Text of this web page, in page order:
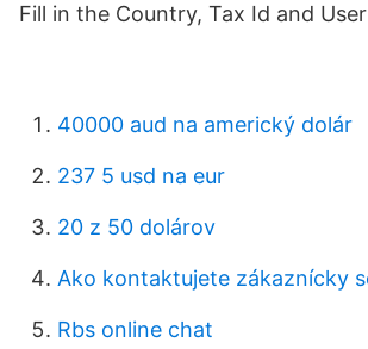
Fill in the Country, Tax Id and
40000 aud na americký dolár
237 5 usd na eur
20 z 50 dolárov
Ako kontaktujete zákaznícky
Rbs online chat